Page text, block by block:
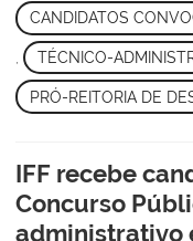
CANDIDATOS
TÉCNICO-
PRÓ-REITORIA DE
IFF recebe
Concurso
administrativo